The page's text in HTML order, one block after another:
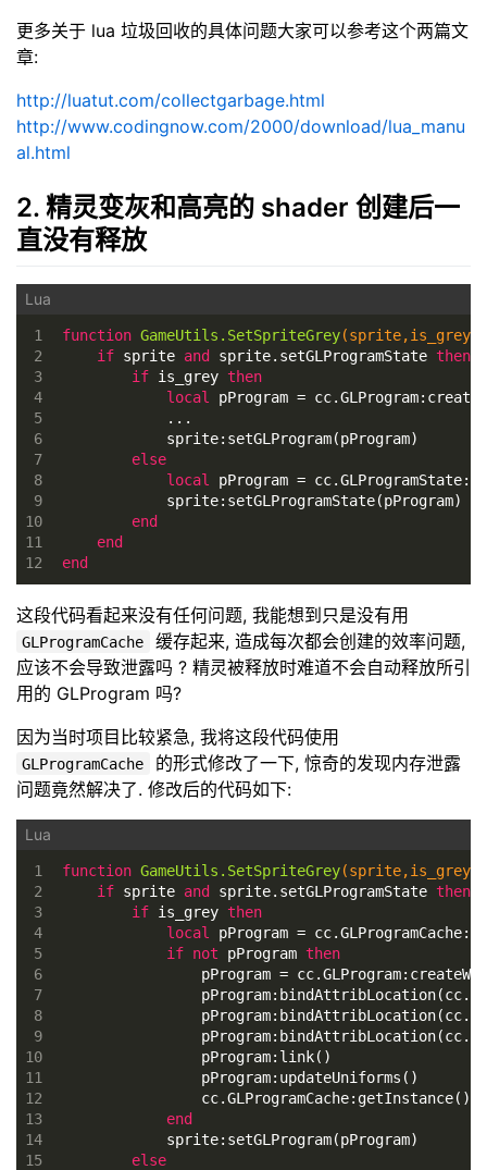
更多关于 lua 垃圾回收的具体问题大家可以参考这个两篇文
章:
http://luatut.com/collectgarbage.html
http://www.codingnow.com/2000/download/lua_manu
al.html
2. 精灵变灰和高亮的 shader 创建后一
直没有释放
1
2
3
4
5
6
7
8
9
10
11
12
function GameUtils.SetSpriteGrey(sprite,is_grey)
if sprite and sprite.setGLProgramState then
if is_grey then
local
pProgram =
            ...
            sprite:setGLProgram(pProgram)
else
local
pProgram =
            sprite:setGLProgramState(pProgram)
end
end
end
这段代码看起来没有任何问题, 我能想到只是没有用
GLProgramCache
缓存起来, 造成每次都会创建的效率问题,
应该不会导致泄露吗 ? 精灵被释放时难道不会自动释放所引
用的 GLProgram 吗?
因为当时项目比较紧急, 我将这段代码使用
GLProgramCache
的形式修改了一下, 惊奇的发现内存泄露
问题竟然解决了. 修改后的代码如下:
1
2
3
4
5
6
7
8
9
10
11
12
13
14
15
function GameUtils.SetSpriteGrey(sprite,is_grey)
if sprite and sprite.setGLProgramState then
if is_grey then
local
pProgram =
if not pProgram then
pProgram =
                pProgram:link()
                pProgram:updateUniforms()
end
            sprite:setGLProgram(pProgram)
else